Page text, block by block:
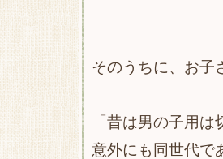
そのうちに、お子
「昔は男の子用
意外にも同世代で